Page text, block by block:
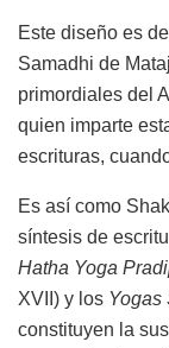
Este diseño es
Samadhi de
primordiales del
quien imparte
escrituras,
Es así como
síntesis de
Hatha Yoga
XVII) y los Yogas
constituyen la